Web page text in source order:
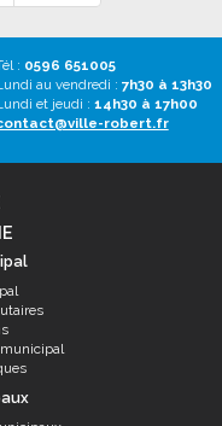
: 0596 651005
au vendredi : 7h30 à 13h30
et jeudi : 14h30 à 17h00
robert.fr